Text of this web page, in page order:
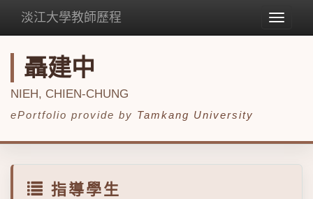
Toggle
淡江大學教師歷程
聶建中
NIEH, CHIEN-CHUNG
ePortfolio provide by Tamkang University
指導學生